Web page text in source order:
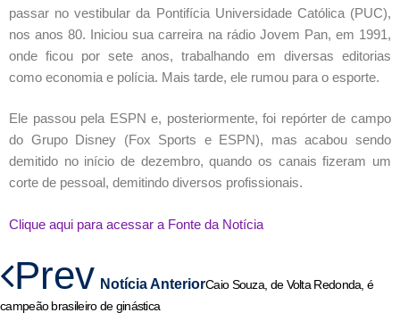
passar no vestibular da Pontifícia Universidade Católica (PUC),
nos anos 80. Iniciou sua carreira na rádio Jovem Pan, em 1991,
onde ficou por sete anos, trabalhando em diversas editorias
como economia e polícia. Mais tarde, ele rumou para o esporte.
Ele passou pela ESPN e, posteriormente, foi repórter de campo
do Grupo Disney (Fox Sports e ESPN), mas acabou sendo
demitido no início de dezembro, quando os canais fizeram um
corte de pessoal, demitindo diversos profissionais.
Clique aqui para acessar a Fonte da Notícia
Prev Notícia AnteriorCaio Souza, de Volta Redonda, é
campeão brasileiro de ginástica